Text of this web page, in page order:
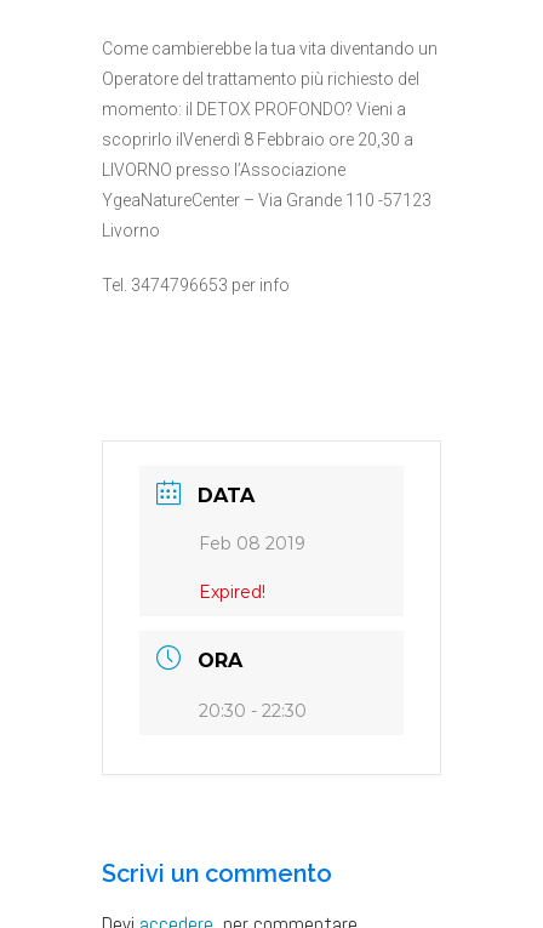
Come cambierebbe la tua vita diventando un
Operatore del trattamento più richiesto del
momento: il DETOX PROFONDO? Vieni a
scoprirlo ilVenerdì 8 Febbraio ore 20,30 a
LIVORNO presso l’Associazione
YgeaNatureCenter – Via Grande 110 -57123
Livorno
Tel. 3474796653 per info
DATA
Feb 08 2019
Expired!
ORA
20:30 - 22:30
Scrivi un commento